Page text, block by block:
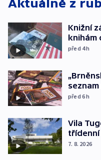
Aktuálně z
Knižní
knihám
před 4h
před 6h
Vila
třídenní
7. 8. 2026